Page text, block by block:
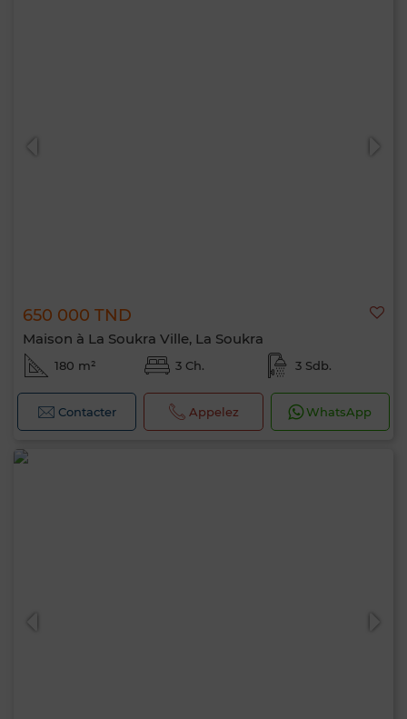
650 000 TND
Maison à La Soukra Ville, La Soukra
180 m² 3 Ch. 3 Sdb.
Contacter Appelez WhatsApp